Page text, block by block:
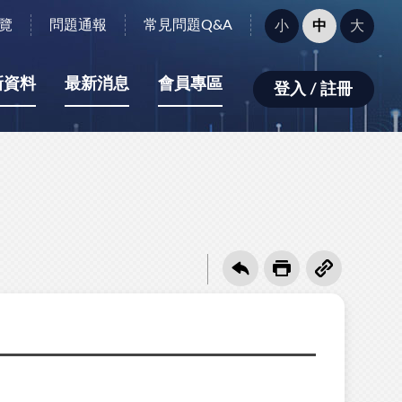
問題通報 常見問題Q&A
字
型
小：
小 中 大
資料 最新消息 會員專區 登入 / 註冊